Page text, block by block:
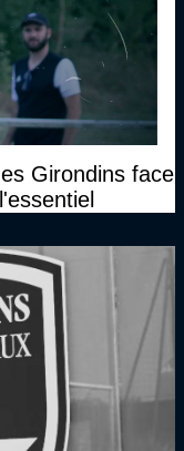
Girondins face